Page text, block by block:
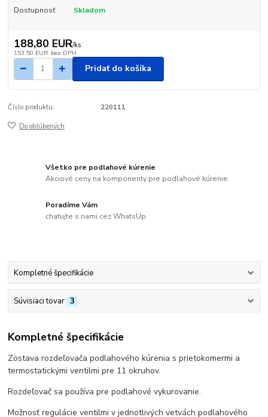
Dostupnosť Skladom
188,80 EUR/ks
153,50 EUR bez DPH
Pridať do košíka
Číslo produktu: 220111
Do obľúbených
Všetko pre podlahové kúrenie
Akciové ceny na komponenty pre podlahové kúrenie.
Poradíme Vám
chatujte s nami cez WhatsUp
Kompletné špecifikácie
Súvisiaci tovar 3
Kompletné špecifikácie
Zostava rozdeľovača podlahového kúrenia s prietokomermi a
termostatickými ventilmi pre 11 okruhov.
Rozdeľovač sa používa pre podlahové vykurovanie.
Možnosť regulácie ventilmi v jednotlivých vetvách podlahového